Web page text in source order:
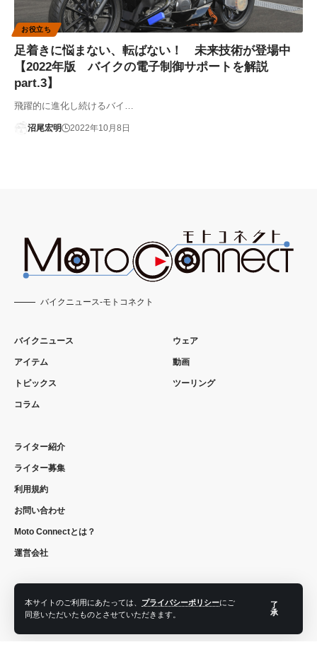
本サイトのご利用にあたっては、 プライバシーポリシーにご
同意いただいたものとさせていただきます。
了
承
お役立ち
足着きに悩まない、転ばない！ 未来技術が登場中
【2022年版 バイクの電子制御サポートを解説
part.3】
飛躍的に進化し続けるバイ…
沼尾宏明 2022年10月8日
バイクニュース-モトコネクト
バイクニュース
アイテム
トピックス
コラム
ウェア
動画
ツーリング
ライター紹介
ライター募集
利用規約
お問い合わせ
Moto Connectとは？
運営会社
フォローする